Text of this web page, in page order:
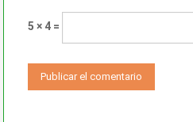
5 × 4 =